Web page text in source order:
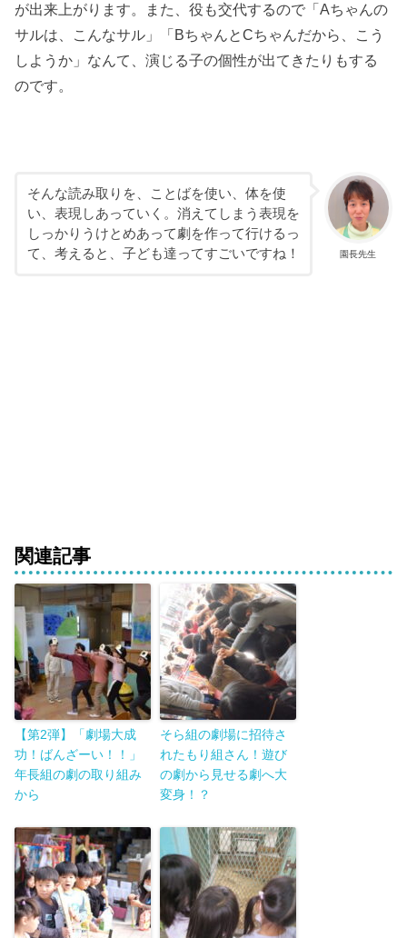
が出来上がります。また、役も交代するので「Aちゃんの
サルは、こんなサル」「BちゃんとCちゃんだから、こう
しようか」なんて、演じる子の個性が出てきたりもする
のです。
園長先生
そんな読み取りを、ことばを使い、体を使
い、表現しあっていく。消えてしまう表現を
しっかりうけとめあって劇を作って行けるっ
て、考えると、子ども達ってすごいですね！
関連記事
【第2弾】「劇場大成
功！ばんざーい！！」
年長組の劇の取り組み
から
そら組の劇場に招待さ
れたもり組さん！遊び
の劇から見せる劇へ大
変身！？